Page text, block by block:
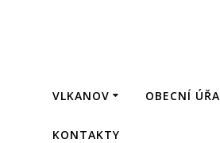
VLKANOV OBECNÍ
KONTAKTY